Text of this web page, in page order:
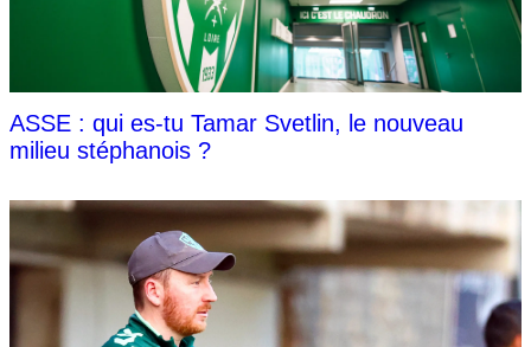
ASSE : qui es-tu Tamar Svetlin, le nouveau
milieu stéphanois ?